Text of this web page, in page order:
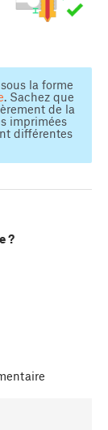
la forme
. Sachez que
de la
imprimées
différentes
?